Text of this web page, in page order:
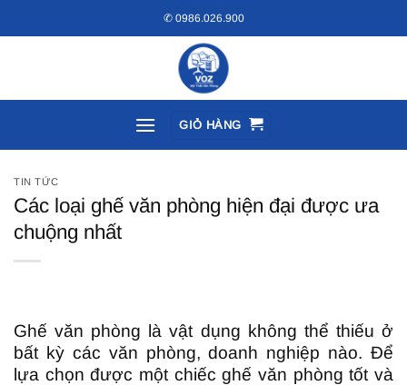
qua
✆ 0986.026.900
GIỎ HÀNG
TIN TỨC
Các loại ghế văn phòng hiện đại được ưa
chuộng nhất
Ghế văn phòng là vật dụng không thể thiếu ở
bất kỳ các văn phòng, doanh nghiệp nào. Để
lựa chọn được một chiếc ghế văn phòng tốt và